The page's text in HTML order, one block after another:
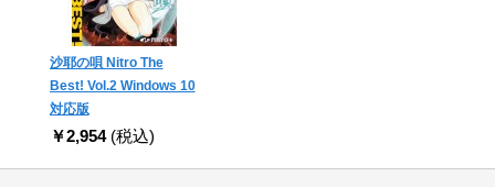
沙耶の唄 Nitro The
Best! Vol.2 Windows 10
対応版
￥2,954 (税込)